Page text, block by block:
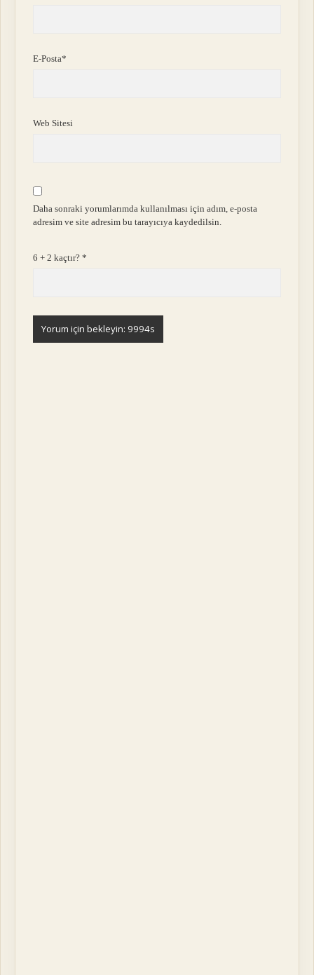
E-Posta*
Web Sitesi
Daha sonraki yorumlarımda kullanılması için adım, e-posta
adresim ve site adresim bu tarayıcıya kaydedilsin.
6 + 2 kaçtır?*